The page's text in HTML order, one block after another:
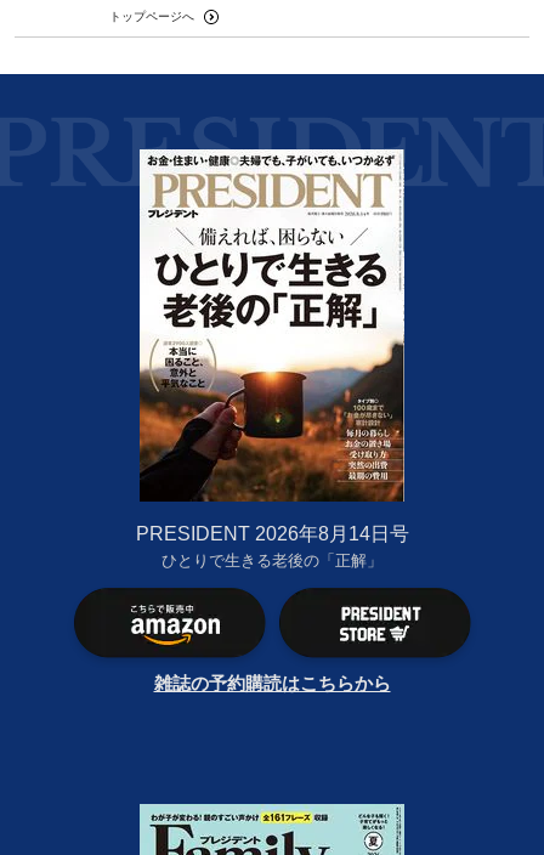
トップページへ
PRESIDENT 2026年8月14日号
ひとりで生きる老後の「正解」
雑誌の予約購読はこちらから